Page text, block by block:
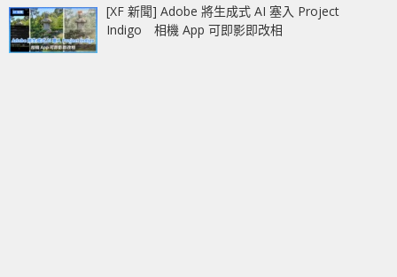
[XF 新聞] Adobe 將生成式 AI 塞入 Project
Indigo 相機 App 可即影即改相